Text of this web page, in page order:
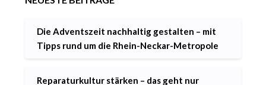
Die Adventszeit nachhaltig gestalten – mit
Tipps rund um die Rhein-Neckar-Metropole
Reparaturkultur stärken – das geht nur